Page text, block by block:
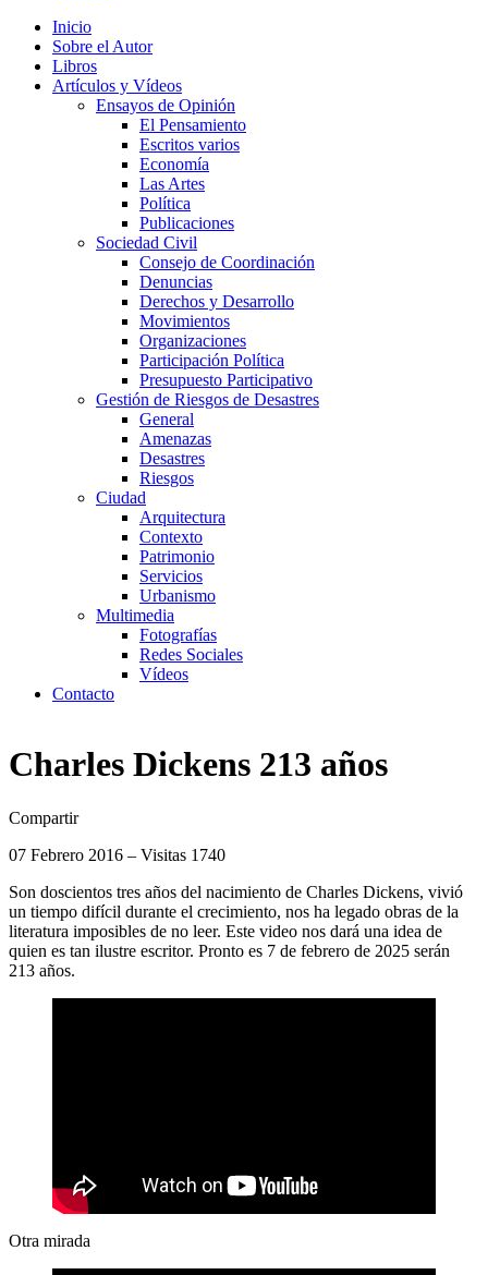
Inicio
Sobre el Autor
Libros
Artículos y Vídeos
Ensayos de Opinión
El Pensamiento
Escritos varios
Economía
Las Artes
Política
Publicaciones
Sociedad Civil
Consejo de Coordinación
Denuncias
Derechos y Desarrollo
Movimientos
Organizaciones
Participación Política
Presupuesto Participativo
Gestión de Riesgos de Desastres
General
Amenazas
Desastres
Riesgos
Ciudad
Arquitectura
Contexto
Patrimonio
Servicios
Urbanismo
Multimedia
Fotografías
Redes Sociales
Vídeos
Contacto
Charles Dickens 213 años
Compartir
07 Febrero 2016 – Visitas 1740
Son doscientos tres años del nacimiento de Charles Dickens, vivió
un tiempo difícil durante el crecimiento, nos ha legado obras de la
literatura imposibles de no leer. Este video nos dará una idea de
quien es tan ilustre escritor. Pronto es 7 de febrero de 2025 serán
213 años.
Otra mirada